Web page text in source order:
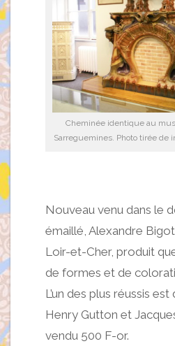
Cheminée identique au
Sarreguemines. Photo tirée de
Nouveau venu dans le
émaillé, Alexandre
Loir-et-Cher, produit
de formes et de
L’un des plus réussis
Henry Gutton et
vendu 500 F-or.